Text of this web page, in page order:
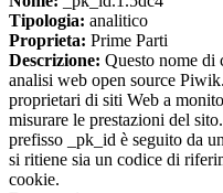
Tipologia: analitico
Proprieta: Prime Parti
Descrizione: Questo nome di
analisi web open source
proprietari di siti Web a
misurare le prestazioni del
prefisso _pk_id è seguito da
si ritiene sia un codice di
cookie.